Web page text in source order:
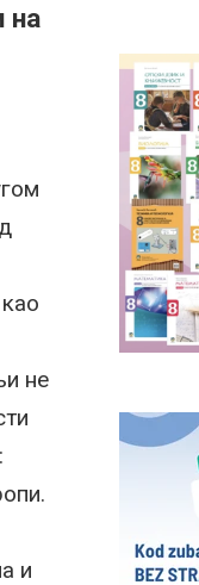
на
не
и